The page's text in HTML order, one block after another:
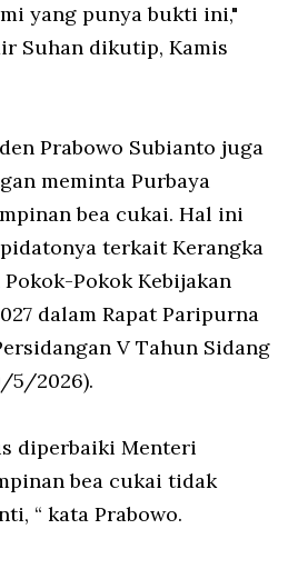
yang punya bukti ini,"
Suhan dikutip, Kamis
Prabowo Subianto juga
meminta Purbaya
bea cukai. Hal ini
terkait Kerangka
Pokok Kebijakan
dalam Rapat Paripurna
V Tahun Sidang
5/2026).
diperbaiki Menteri
bea cukai tidak
“ kata Prabowo.